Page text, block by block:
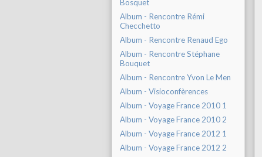
Bosquet
Album - Rencontre Rémi
Checchetto
Album - Rencontre Renaud Ego
Album - Rencontre Stéphane
Bouquet
Album - Rencontre Yvon Le Men
Album - Visioconfèrences
Album - Voyage France 2010 1
Album - Voyage France 2010 2
Album - Voyage France 2012 1
Album - Voyage France 2012 2